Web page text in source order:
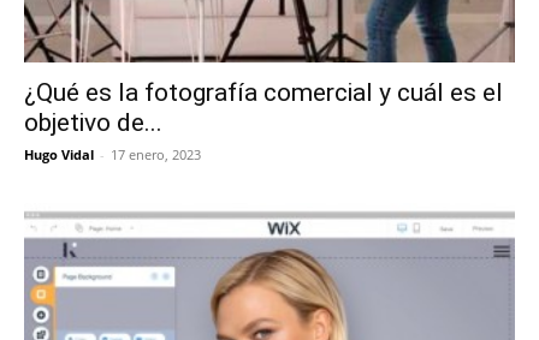
¿Qué es la fotografía comercial y cuál es el
objetivo de...
Hugo Vidal - 17 enero, 2023